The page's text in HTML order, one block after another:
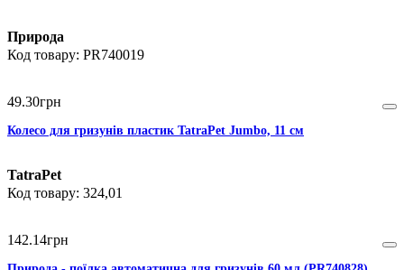
Природа
PR740019
49.30грн
Колесо для гризунів пластик TatraPet Jumbo, 11 см
TatraPet
324,01
142.14грн